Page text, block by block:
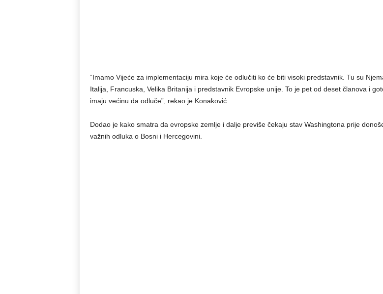
“Imamo Vijeće za implementaciju mira koje će odlučiti ko će biti visoki predstavnik. Tu su
Italija, Francuska, Velika Britanija i predstavnik Evropske unije. To je pet od deset članova i
imaju većinu da odluče”, rekao je Konaković.
Dodao je kako smatra da evropske zemlje i dalje previše čekaju stav Washingtona prije
važnih odluka o Bosni i Hercegovini.